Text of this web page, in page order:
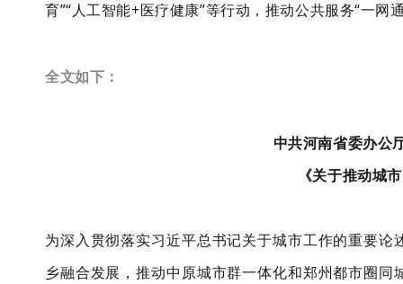
育”“人工智能+医疗健康”等行动，推动公共服务“一网
全文如下：
中共河南省委办公
《关于推动城
为深入贯彻落实习近平总书记关于城市工作的重要
乡融合发展，推动中原城市群一体化和郑州都市圈